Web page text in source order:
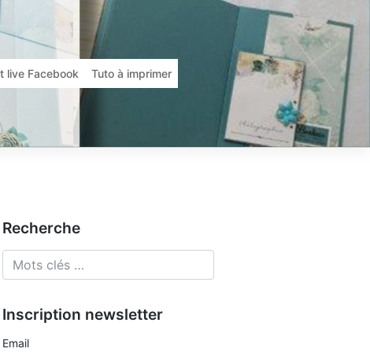
live Facebook Tuto à imprimer
Recherche
Inscription newsletter
Email